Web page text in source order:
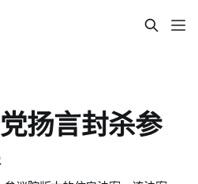
扬言封杀参